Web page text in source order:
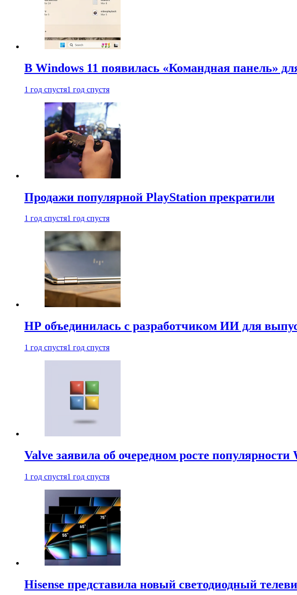
В Windows 11 появилась «Командная панель»
1 год спустя1 год спустя
Продажи популярной PlayStation прекратили
1 год спустя1 год спустя
HP объединилась с разработчиком ИИ для
1 год спустя1 год спустя
Valve заявила об очередном росте популярности
1 год спустя1 год спустя
Hisense представила новый светодиодный